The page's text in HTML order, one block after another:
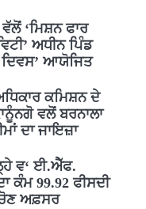
ਵੱਲੋਂ ‘ਮਿਸ਼ਨ ਫਾਰ
ਅਧੀਨ ਪਿੰਡ
ਦਿਵਸ’ ਆਯੋਜਿਤ
ਕਮਿਸ਼ਨ ਦੇ
ਵਲੋਂ ਬਰਨਾਲਾ
ਦਾ ਜਾਇਜ਼ਾ
ਵ‘ ਈ.ਐੱਫ.
ਕੰਮ 99.92 ਫੀਸਦੀ
ਅਫ਼ਸਰ